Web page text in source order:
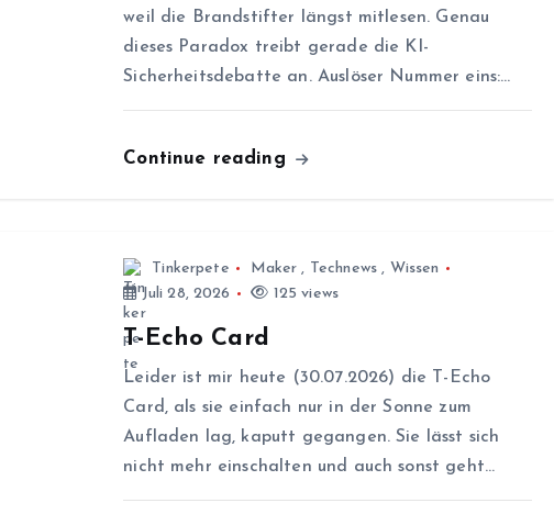
weil die Brandstifter längst mitlesen. Genau
dieses Paradox treibt gerade die KI-
Sicherheitsdebatte an. Auslöser Nummer eins:…
Continue reading
Tinkerpete Maker , Technews , Wissen
Juli 28, 2026
125 views
T-Echo Card
Leider ist mir heute (30.07.2026) die T-Echo
Card, als sie einfach nur in der Sonne zum
Aufladen lag, kaputt gegangen. Sie lässt sich
nicht mehr einschalten und auch sonst geht…